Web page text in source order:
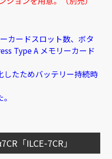
カードスロット数、ボタ
Type A メモリーカード
したためバッテリー持続時
「ILCE-7CR」